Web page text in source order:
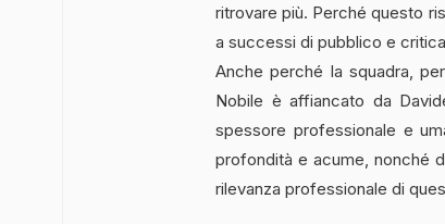
ritrovare più. Perché questo
a successi di pubblico e
Anche perché la squadra,
Nobile è affiancato da
spessore professionale e
profondità e acume, nonché
rilevanza professionale di